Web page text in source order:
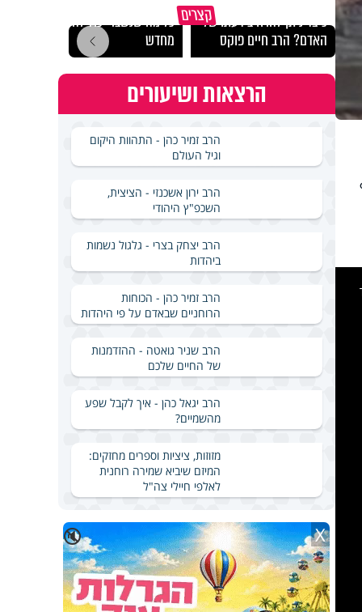
קצריםכיצד ניתן להרחיב דעתו של
האדם? הרב חיים פוקס
כל מה שנשבר יכול להיבנות
מחדש
הרצאות ושיעורים
הרב זמיר כהן - התהוות היקום
וגיל העולם
הרב ירון אשכנזי - הציצית,
השכפ"ץ היהודי
הרב יצחק בצרי - גלגול נשמות
ביהדות
הרב זמיר כהן - הכוחות
הרוחניים שבאדם על פי היהדות
הרב שניר גואטה - ההזדמנות
של החיים שלכם
הרב יגאל כהן - איך לקבל שפע
מהשמיים?
מזוזות, ציציות וספרים מחזקים:
המיזם שיביא שמירה רוחנית
לאלפי חיילי צה"ל
🔇 X